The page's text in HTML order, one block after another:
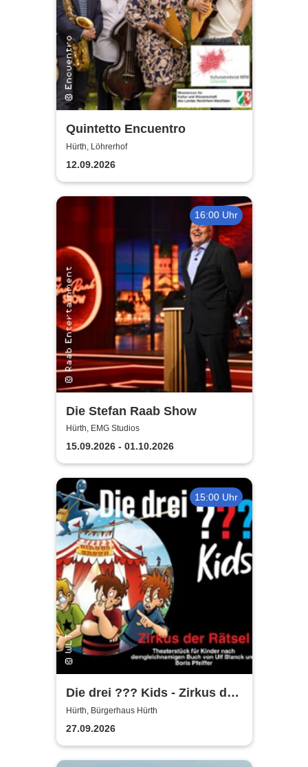
Quintetto Encuentro
Hürth, Löhrerhof
12.09.2026
16:00 Uhr
Die Stefan Raab Show
Hürth, EMG Studios
15.09.2026 - 01.10.2026
15:00 Uhr
Die drei ??? Kids - Zirkus der
Rätsel | Bürgerhaus Hürth
Hürth, Bürgerhaus Hürth
27.09.2026